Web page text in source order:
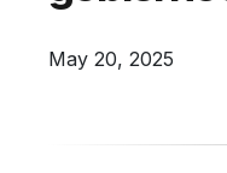
Edificios
May 20, 2025